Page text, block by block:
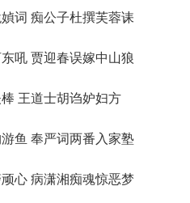
词 痴公子杜撰芙蓉诔
吼 贾迎春误嫁中山狼
王道士胡诌妒妇方
鱼 奉严词两番入家塾
心 病潇湘痴魂惊恶梦